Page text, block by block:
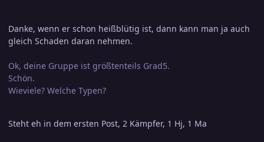
Danke, wenn er schon heißblütig ist, dann kann man ja auch
gleich Schaden daran nehmen.
Ok, deine Gruppe ist größtenteils Grad5.
Schön.
Wieviele? Welche Typen?
Steht eh in dem ersten Post, 2 Kämpfer, 1 Hj, 1 Ma